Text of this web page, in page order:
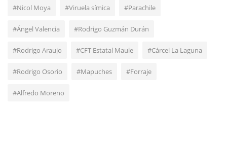
#Nicol Moya #Viruela símica #Parachile
#Ángel Valencia #Rodrigo Guzmán Durán
#Rodrigo Araujo #CFT Estatal Maule #Cárcel La Laguna
#Rodrigo Osorio #Mapuches #Forraje
#Alfredo Moreno